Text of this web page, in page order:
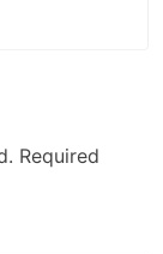
Required